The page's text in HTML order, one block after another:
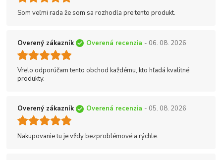
Som veľmi rada že som sa rozhodla pre tento produkt.
Overený zákazník Overená recenzia - 06. 08. 2026
Vrelo odporúčam tento obchod každému, kto hľadá kvalitné
produkty.
Overený zákazník Overená recenzia - 05. 08. 2026
Nakupovanie tu je vždy bezproblémové a rýchle.